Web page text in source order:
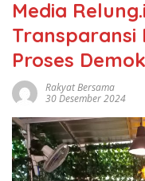
Media
Transparansi
Proses
Rakyat Bersama
30 Desember 2024